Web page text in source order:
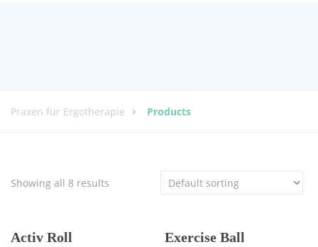
Praxen für Ergotherapie Products
Showing all 8 results
Activ Roll Exercise Ball